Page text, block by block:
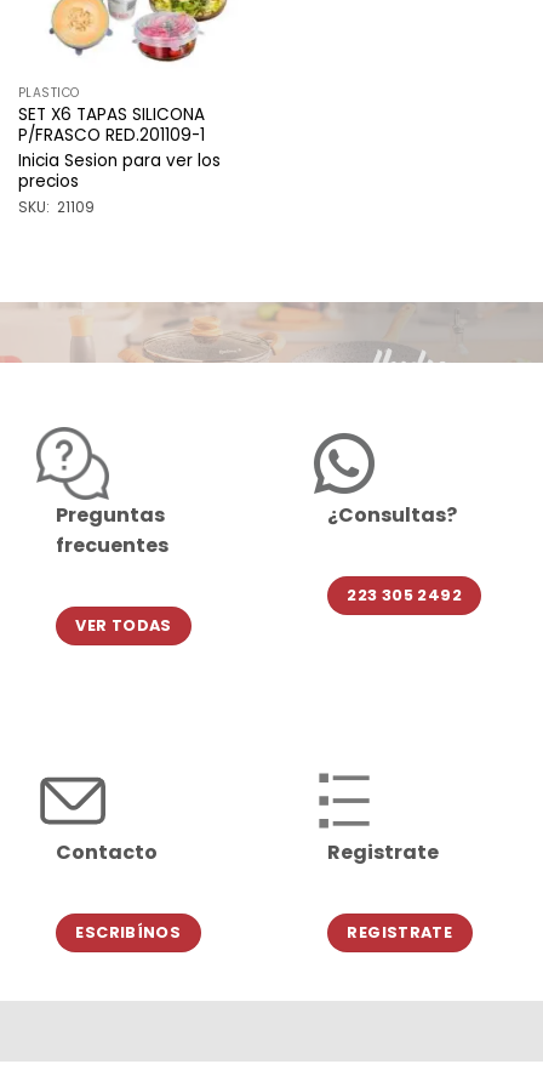
PLASTICO
SET X6 TAPAS SILICONA
P/FRASCO RED.201109-1
Inicia Sesion para ver los
precios
SKU: 21109
Preguntas
frecuentes
VER TODAS
¿Consultas?
223 305 2492
Contacto
ESCRIBÍNOS
Registrate
REGISTRATE